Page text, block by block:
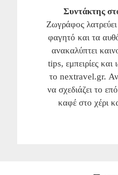
Συντάκτης
Ζωγράφος
φαγητό και τα
ανακαλύπτει
tips, εμπειρίες και
το nextravel.gr. Αν
να σχεδιάζει το
καφέ στο χέρι